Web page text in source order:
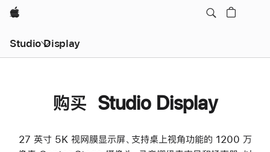
Apple
Studio Display
购买 Studio Display
27 英寸 5K 视网膜显示屏、支持桌上视角功能的 1200 万